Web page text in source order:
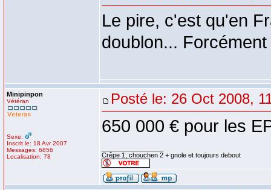
Le pire, c'est qu'en
doublon...
Minipinpon
Vétéran
Sexe:
Inscrit le: 18 Avr 2007
Messages: 6856
Localisation: 78
Posté le: 26 Oct 2008,
650 000 € pour les
Crêpe 1, chouchen 2 + gnole et toujours debout